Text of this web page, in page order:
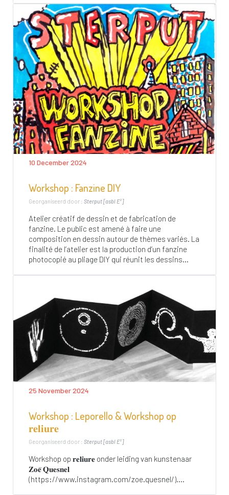
10 December 2024
Workshop : Fanzine DIY
Georganiseerd door : Sterput [asbl E²]
Atelier créatif de dessin et de fabrication de
fanzine. Le public est amené à faire une
composition en dessin autour de thèmes variés. La
finalité de l’atelier est la production d’un fanzine
photocopié au pliage DIY qui réunit les dessins...
25 November 2024
Workshop : Leporello & Workshop op
𝐫𝐞𝐥𝐢𝐮𝐫𝐞
Georganiseerd door : Sterput [asbl E²]
Workshop op 𝐫𝐞𝐥𝐢𝐮𝐫𝐞 onder leiding van kunstenaar
𝐙𝐨𝐞̈ 𝐐𝐮𝐞𝐬𝐧𝐞𝐥
(https://www.instagram.com/zoe.quesnel/)....